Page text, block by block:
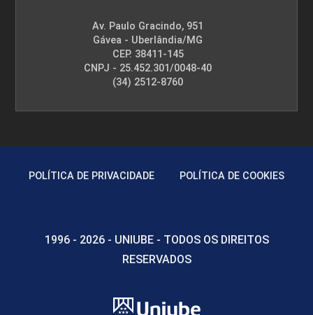
Av. Paulo Gracindo, 951
Gávea - Uberlândia/MG
CEP. 38411-145
CNPJ - 25.452.301/0048-40
(34) 2512-8760
POLÍTICA DE PRIVACIDADE POLÍTICA DE COOKIES
1996 - 2026 - UNIUBE - TODOS OS DIREITOS
RESERVADOS